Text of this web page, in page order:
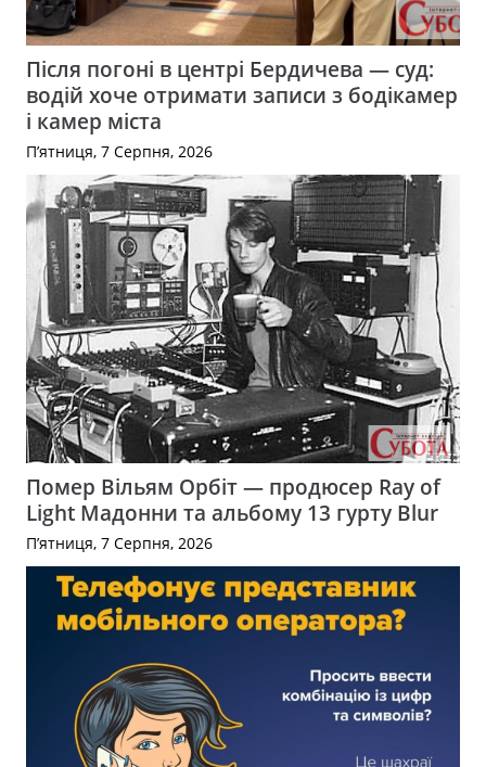
Після погоні в центрі Бердичева — суд:
водій хоче отримати записи з бодікамер
і камер міста
П’ятниця, 7 Серпня, 2026
Помер Вільям Орбіт — продюсер Ray of
Light Мадонни та альбому 13 гурту Blur
П’ятниця, 7 Серпня, 2026